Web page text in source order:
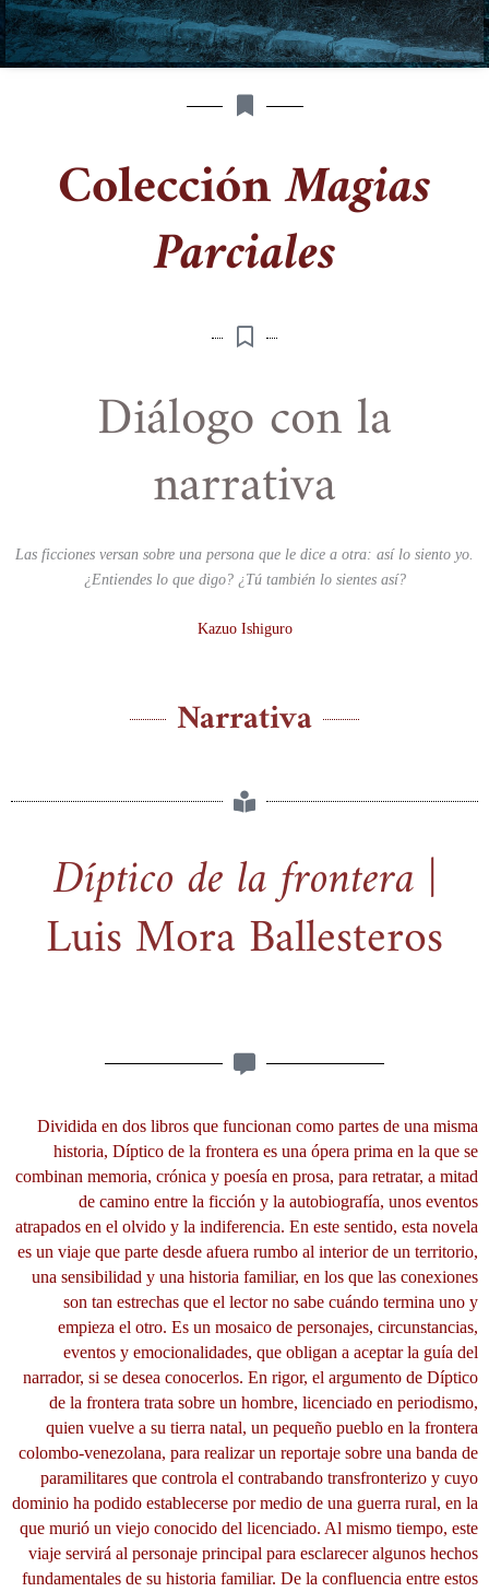
ColecciónMagias
Parciales
Diálogo con la
narrativa
Las ficciones versan sobre una persona que le dice a otra: así lo siento yo.
¿Entiendes lo que digo? ¿Tú también lo sientes así?
Kazuo Ishiguro
Narrativa
Díptico de la frontera |
Luis Mora Ballesteros
Dividida en dos libros que funcionan como partes de una misma
historia, Díptico de la frontera es una ópera prima en la que se
combinan memoria, crónica y poesía en prosa, para retratar, a mitad
de camino entre la ficción y la autobiografía, unos eventos
atrapados en el olvido y la indiferencia. En este sentido, esta novela
es un viaje que parte desde afuera rumbo al interior de un territorio,
una sensibilidad y una historia familiar, en los que las conexiones
son tan estrechas que el lector no sabe cuándo termina uno y
empieza el otro. Es un mosaico de personajes, circunstancias,
eventos y emocionalidades, que obligan a aceptar la guía del
narrador, si se desea conocerlos. En rigor, el argumento de Díptico
de la frontera trata sobre un hombre, licenciado en periodismo,
quien vuelve a su tierra natal, un pequeño pueblo en la frontera
colombo-venezolana, para realizar un reportaje sobre una banda de
paramilitares que controla el contrabando transfronterizo y cuyo
dominio ha podido establecerse por medio de una guerra rural, en la
que murió un viejo conocido del licenciado. Al mismo tiempo, este
viaje servirá al personaje principal para esclarecer algunos hechos
fundamentales de su historia familiar. De la confluencia entre estos